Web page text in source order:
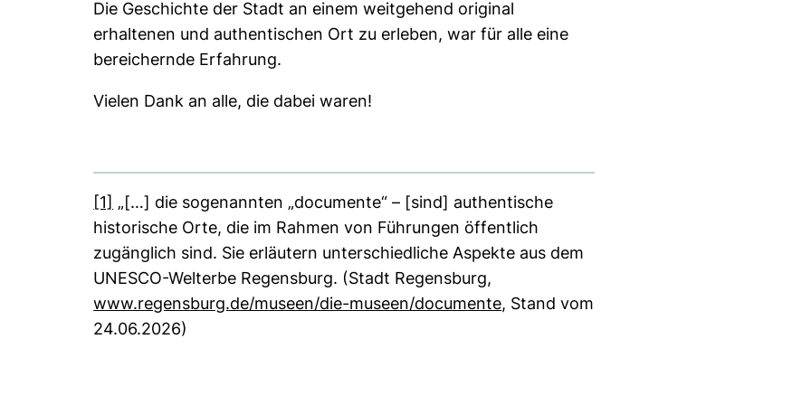
Die Geschichte der Stadt an einem weitgehend original
erhaltenen und authentischen Ort zu erleben, war für alle eine
bereichernde Erfahrung.
Vielen Dank an alle, die dabei waren!
[1] „[…] die sogenannten „documente“ – [sind] authentische
historische Orte, die im Rahmen von Führungen öffentlich
zugänglich sind. Sie erläutern unterschiedliche Aspekte aus dem
UNESCO-Welterbe Regensburg. (Stadt Regensburg,
www.regensburg.de/museen/die-museen/documente, Stand vom
24.06.2026)